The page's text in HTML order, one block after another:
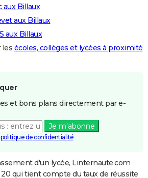
aux Billaux
aux Billaux
aux Billaux
les écoles, collèges et lycées à proximité
et bons plans directement par e-
Je m'abonne
de confidentialité
d'un lycée, Linternaute.com
qui tient compte du taux de réussite